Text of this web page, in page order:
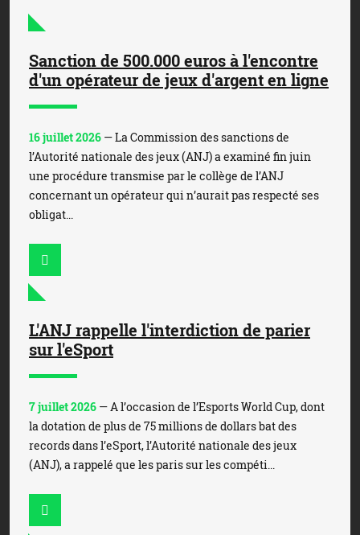
Sanction de 500.000 euros à l'encontre
d'un opérateur de jeux d'argent en ligne
16 juillet 2026 — La Commission des sanctions de
l’Autorité nationale des jeux (ANJ) a examiné fin juin
une procédure transmise par le collège de l’ANJ
concernant un opérateur qui n’aurait pas respecté ses
obligat...
L'ANJ rappelle l'interdiction de parier
sur l'eSport
7 juillet 2026 — A l’occasion de l’Esports World Cup, dont
la dotation de plus de 75 millions de dollars bat des
records dans l’eSport, l’Autorité nationale des jeux
(ANJ), a rappelé que les paris sur les compéti...